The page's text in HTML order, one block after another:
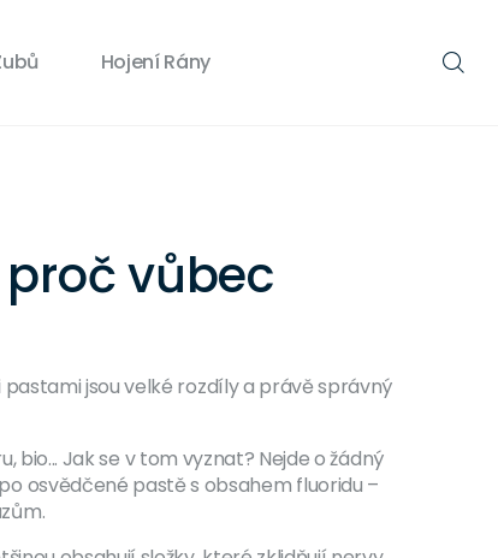
Hojení Rány
vůbec
pastami jsou velké rozdíly a právě správný
bio... Jak se v tom vyznat? Nejde o žádný
osvědčené pastě s obsahem fluoridu –